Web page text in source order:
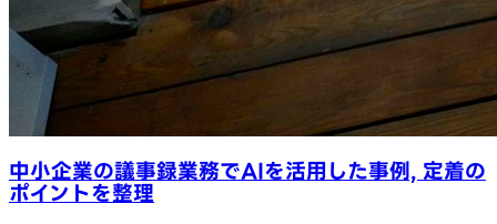
中小企業の議事録業務でAIを活用した事例, 定着の
ポイントを整理